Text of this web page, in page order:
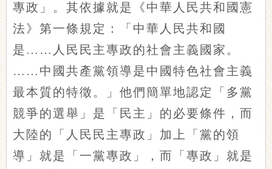
專政」。其依據就是《中華人民共和國憲
法》第一條規定：「中華人民共和國
是……人民民主專政的社會主義國家。
……中國共產黨領導是中國特色社會主義
最本質的特徵。」他們簡單地認定「多黨
競爭的選舉」是「民主」的必要條件，而
大陸的「人民民主專政」加上「黨的領
導」就是「一黨專政」，而「專政」就是